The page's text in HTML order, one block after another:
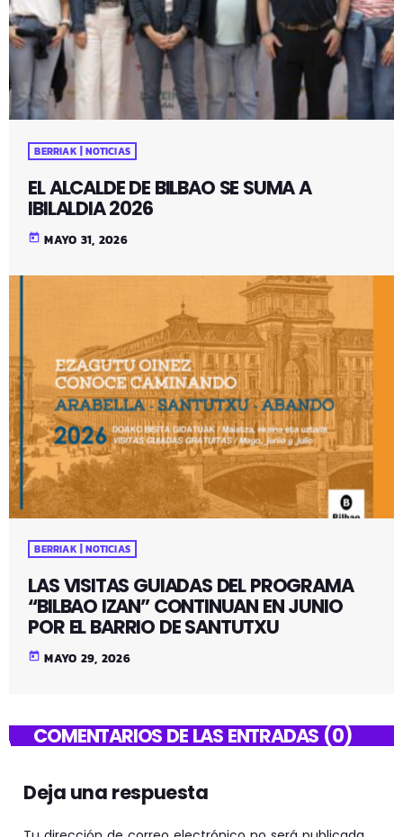
BERRIAK | NOTICIAS
EL ALCALDE DE BILBAO SE SUMA A
IBILALDIA 2026
today MAYO 31, 2026
BERRIAK | NOTICIAS
LAS VISITAS GUIADAS DEL PROGRAMA
“BILBAO IZAN” CONTINUAN EN JUNIO
POR EL BARRIO DE SANTUTXU
today MAYO 29, 2026
COMENTARIOS DE LAS ENTRADAS (0)
Deja una respuesta